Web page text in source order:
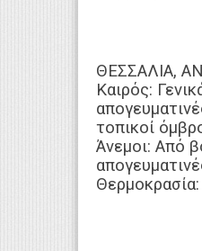
ΘΕΣΣΑΛΙΑ,
Καιρός:
τοπικοί
Άνεμοι: Από